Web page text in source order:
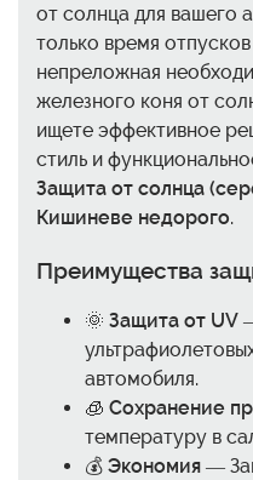
от солнца для вашего
только время
непреложная
железного коня от
ищете эффективное
стиль и
Защита от солнца
Кишиневе недорого.
Преимущества
🌞 Защита от UV
автомобиля.
🧊 Сохранение
температуру в
💰 Экономия —